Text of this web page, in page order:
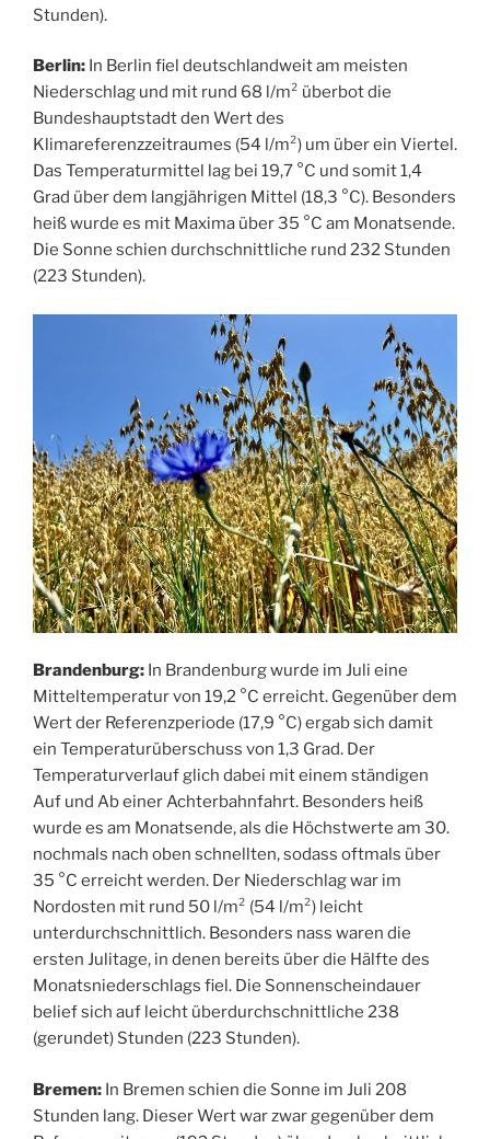
Stunden).
Berlin: In Berlin fiel deutschlandweit am meisten
Niederschlag und mit rund 68 l/m² überbot die
Bundeshauptstadt den Wert des
Klimareferenzzeitraumes (54 l/m²) um über ein Viertel.
Das Temperaturmittel lag bei 19,7 °C und somit 1,4
Grad über dem langjährigen Mittel (18,3 °C). Besonders
heiß wurde es mit Maxima über 35 °C am Monatsende.
Die Sonne schien durchschnittliche rund 232 Stunden
(223 Stunden).
Brandenburg: In Brandenburg wurde im Juli eine
Mitteltemperatur von 19,2 °C erreicht. Gegenüber dem
Wert der Referenzperiode (17,9 °C) ergab sich damit
ein Temperaturüberschuss von 1,3 Grad. Der
Temperaturverlauf glich dabei mit einem ständigen
Auf und Ab einer Achterbahnfahrt. Besonders heiß
wurde es am Monatsende, als die Höchstwerte am 30.
nochmals nach oben schnellten, sodass oftmals über
35 °C erreicht werden. Der Niederschlag war im
Nordosten mit rund 50 l/m² (54 l/m²) leicht
unterdurchschnittlich. Besonders nass waren die
ersten Julitage, in denen bereits über die Hälfte des
Monatsniederschlags fiel. Die Sonnenscheindauer
belief sich auf leicht überdurchschnittliche 238
(gerundet) Stunden (223 Stunden).
Bremen: In Bremen schien die Sonne im Juli 208
Stunden lang. Dieser Wert war zwar gegenüber dem